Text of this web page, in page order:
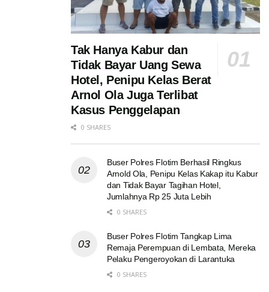
Tak Hanya Kabur dan
Tidak Bayar Uang Sewa
Hotel, Penipu Kelas Berat
Arnol Ola Juga Terlibat
Kasus Penggelapan
0 SHARES
Buser Polres Flotim Berhasil Ringkus
Arnold Ola, Penipu Kelas Kakap itu Kabur
dan Tidak Bayar Tagihan Hotel,
Jumlahnya Rp 25 Juta Lebih
0 SHARES
Buser Polres Flotim Tangkap Lima
Remaja Perempuan di Lembata, Mereka
Pelaku Pengeroyokan di Larantuka
0 SHARES